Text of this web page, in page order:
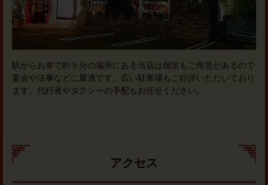
駅からお車で約５分の場所にある当店は個室もご用意があるので
宴会や法事などに最適です。広い駐車場もご好評いただいており
ます。代行者やタクシーの手配もお任せください。
アクセス